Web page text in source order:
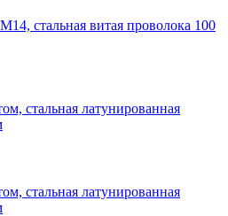
стальная витая проволока 100
стальная латунированная
стальная латунированная